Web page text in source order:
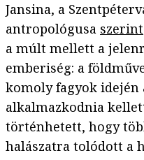
Jansina, a
antropológusa szerint
a múlt mellett a
emberiség: a
komoly fagyok idején
alkalmazkodnia
történhetett, hogy
halászatra tolódott a